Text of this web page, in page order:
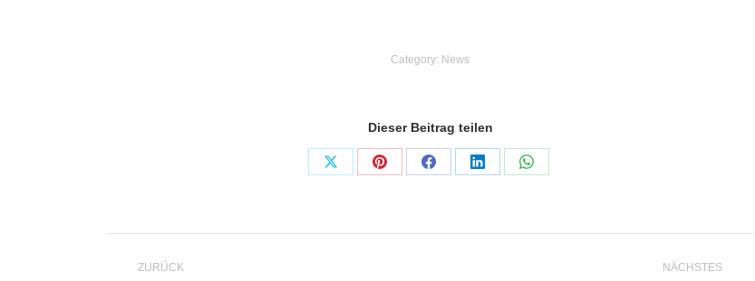
Category: News
Dieser Beitrag teilen
Share
Share
Share
Share
Share
ZURÜCK NÄCHSTES